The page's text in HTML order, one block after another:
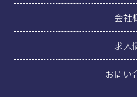
会社
求人
お問い